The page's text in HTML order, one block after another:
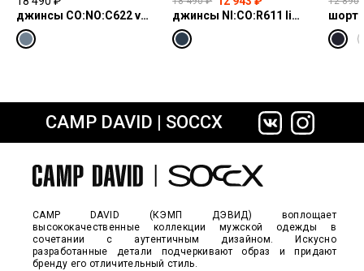
сайте СДЭК
Киевского Вокзала, 2
график работы: пн-чт 10:00–22:00;
пт,сб 10:00–23:00; вс 10:00–22:00
3XL — 1 шт.
джинсы CO:NO:C622 vintage blue print
джинсы NI:CO:R611 light vintage print jogg
CAMP DAVID | SOCCX
CAMP DAVID (КЭМП ДЭВИД) воплощает
высококачественные коллекции мужской одежды в
сочетании с аутентичным дизайном. Искусно
разработанные детали подчеркивают образ и придают
бренду его отличительный стиль.